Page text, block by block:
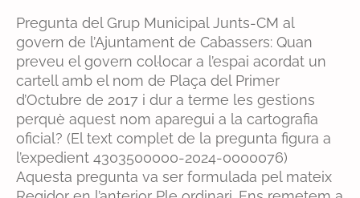
Pregunta del Grup Municipal Junts-CM al
govern de l’Ajuntament de Cabassers: Quan
preveu el govern col·locar a l’espai acordat un
cartell amb el nom de Plaça del Primer
d’Octubre de 2017 i dur a terme les gestions
perquè aquest nom aparegui a la cartografia
oficial? (El text complet de la pregunta figura a
l’expedient 4303500000-2024-0000076)
Aquesta pregunta va ser formulada pel mateix